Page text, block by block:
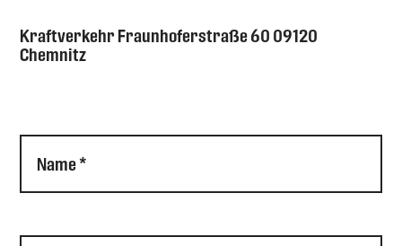
Kraftverkehr Fraunhoferstraße 60 09120
Chemnitz
Name *